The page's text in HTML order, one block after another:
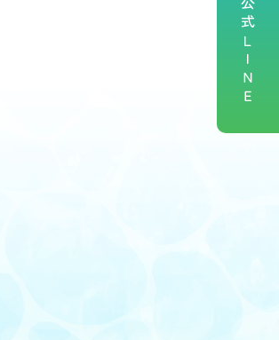
公式ＬＩＮＥ